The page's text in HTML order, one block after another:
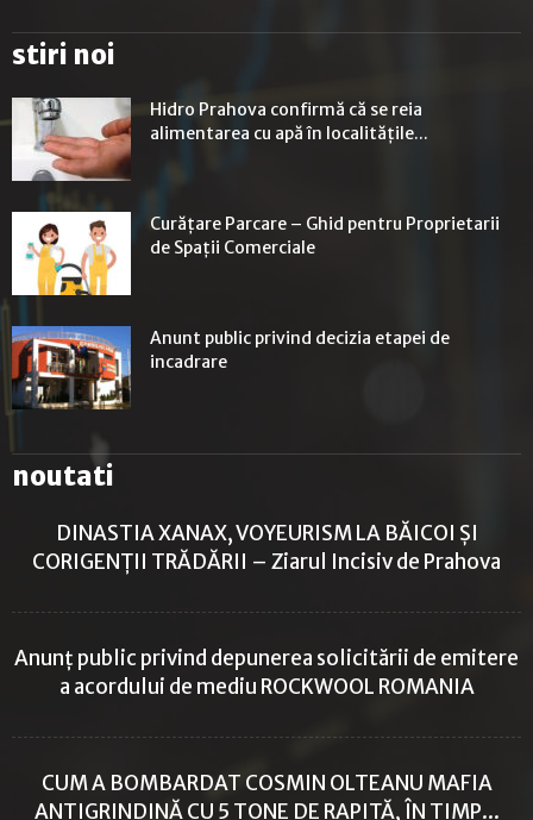
stiri noi
Hidro Prahova confirmă că se reia
alimentarea cu apă în localitățile...
Curățare Parcare – Ghid pentru Proprietarii
de Spații Comerciale
Anunt public privind decizia etapei de
incadrare
noutati
DINASTIA XANAX, VOYEURISM LA BĂICOI ȘI
CORIGENȚII TRĂDĂRII – Ziarul Incisiv de Prahova
Anunț public privind depunerea solicitării de emitere
a acordului de mediu ROCKWOOL ROMANIA
CUM A BOMBARDAT COSMIN OLTEANU MAFIA
ANTIGRINDINĂ CU 5 TONE DE RAPIȚĂ, ÎN TIMP...